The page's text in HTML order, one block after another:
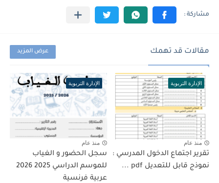
مقالات قد تهمك عرض المزيد
الإدارة التربوية
منذ عام
تقرير اجتماع الدخول المدرسي :
نموذج قابل للتعديل pdf ...
الإدارة التربوية
منذ عام
سجل الحضور و الغياب
للموسم الدراسي 2025 2026
عربية فرنسية